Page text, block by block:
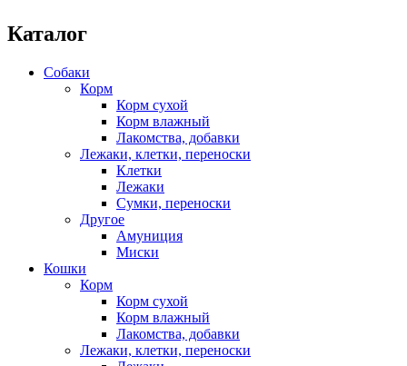
Каталог
Собаки
Корм
Корм сухой
Корм влажный
Лакомства, добавки
Лежаки, клетки, переноски
Клетки
Лежаки
Сумки, переноски
Другое
Амуниция
Миски
Кошки
Корм
Корм сухой
Корм влажный
Лакомства, добавки
Лежаки, клетки, переноски